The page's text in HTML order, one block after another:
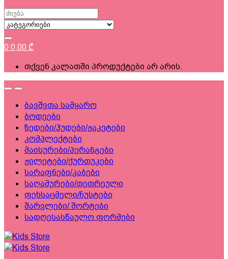
Search
for:
0 0,00 ₾
თქვენ კალათში პროდუქტები არ არის.
ბავშვთა სამყარო
ბოდეები
ზედები/ჰუდები/ჟაკეტები
კომპლექტები
მაისურები/პერანგები
ჟილეტები/ქურთუკები
სარაფნები/კაბები
საღამურები/თეთრეული
ფეხსაცმელი/ჩუსტები
შარვლები/ შორტები
სადღესასწაულო ფორმები